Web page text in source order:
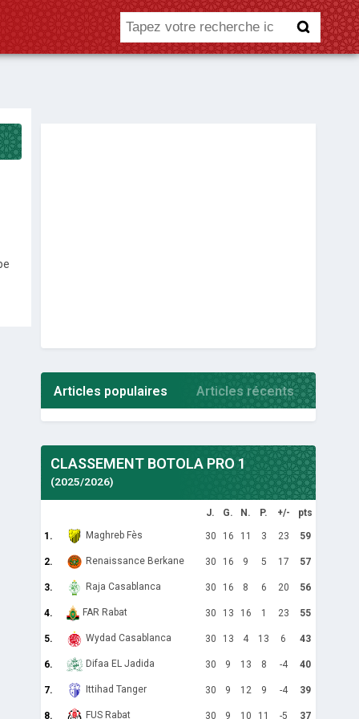
Articles populaires Articles récents
CLASSEMENT BOTOLA PRO 1
(2025/2026)
J. G. N. P. +/- pts
1. Maghreb Fès 30 16 11 3 23 59
2. Renaissance Berkane 30 16 9 5 17 57
3. Raja Casablanca 30 16 8 6 20 56
4. FAR Rabat 30 13 16 1 23 55
5. Wydad Casablanca 30 13 4 13 6 43
6. Difaa EL Jadida 30 9 13 8 -4 40
7. Ittihad Tanger 30 9 12 9 -4 39
8. FUS Rabat 30 9 10 11 -5 37